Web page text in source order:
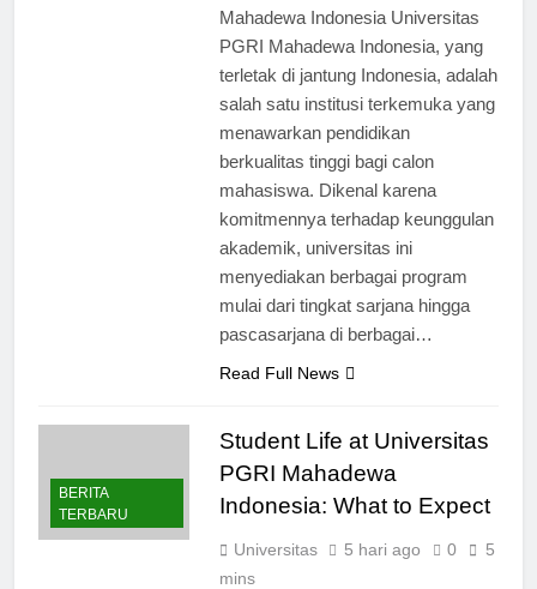
Mahadewa Indonesia Universitas
PGRI Mahadewa Indonesia, yang
terletak di jantung Indonesia, adalah
salah satu institusi terkemuka yang
menawarkan pendidikan
berkualitas tinggi bagi calon
mahasiswa. Dikenal karena
komitmennya terhadap keunggulan
akademik, universitas ini
menyediakan berbagai program
mulai dari tingkat sarjana hingga
pascasarjana di berbagai…
Read Full News
BERITA
TERBARU
Student Life at Universitas
PGRI Mahadewa
Indonesia: What to Expect
Universitas 5 hari ago 0
5
mins